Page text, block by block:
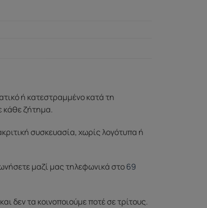
ή κατεστραμμένο κατά τη
κάθε ζήτημα.
συσκευασία, χωρίς λογότυπα ή
μαζί μας τηλεφωνικά στο69
δεν τα κοινοποιούμε ποτέ σε τρίτους.